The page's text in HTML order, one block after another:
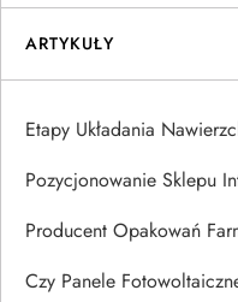
ARTYKUŁY
Etapy Układania
Pozycjonowanie Sklepu
Producent Opakowań
Czy Panele